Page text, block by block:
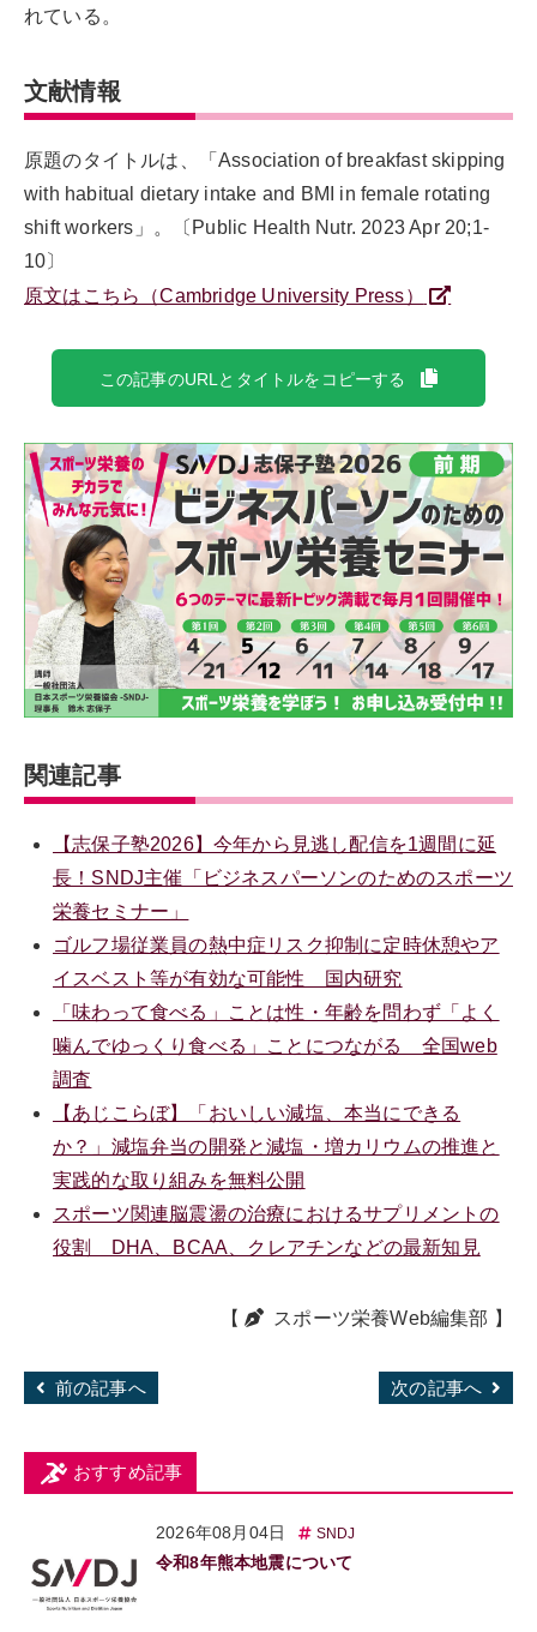
れている。
文献情報
原題のタイトルは、「Association of breakfast skipping
with habitual dietary intake and BMI in female rotating
shift workers」。〔Public Health Nutr. 2023 Apr 20;1-
10〕
原文はこちら（Cambridge University Press）
この記事のURLとタイトルをコピーする
関連記事
【志保子塾2026】今年から見逃し配信を1週間に延
長！SNDJ主催「ビジネスパーソンのためのスポーツ
栄養セミナー」
ゴルフ場従業員の熱中症リスク抑制に定時休憩やア
イスベスト等が有効な可能性 国内研究
「味わって食べる」ことは性・年齢を問わず「よく
噛んでゆっくり食べる」ことにつながる 全国web
調査
【あじこらぼ】「おいしい減塩、本当にできる
か？」減塩弁当の開発と減塩・増カリウムの推進と
実践的な取り組みを無料公開
スポーツ関連脳震盪の治療におけるサプリメントの
役割 DHA、BCAA、クレアチンなどの最新知見
【 スポーツ栄養Web編集部 】
前の記事へ 次の記事へ
おすすめ記事
2026年08月04日 SNDJ
令和8年熊本地震について